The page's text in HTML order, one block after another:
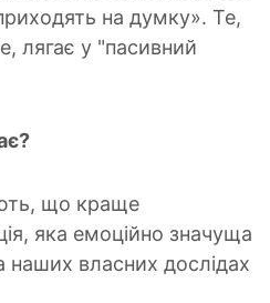
на думку». Те,
лягає у "пасивний
що краще
яка емоційно значуща
наших власних дослідах